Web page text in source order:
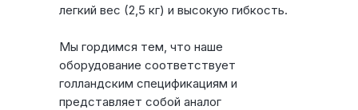
легкий вес (2,5 кг) и высокую гибкость.
Мы гордимся тем, что наше
оборудование соответствует
голландским спецификациям и
представляет собой аналог